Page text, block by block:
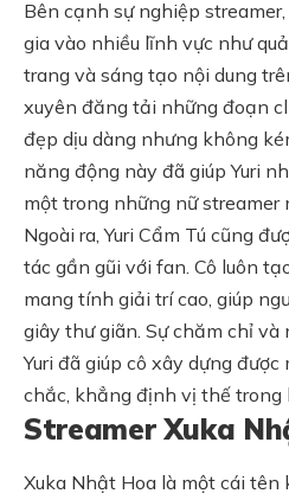
Bên cạnh sự nghiệp
gia vào nhiều lĩnh vực như
trang và sáng tạo nội dung
xuyên đăng tải những đoạn
đẹp dịu dàng nhưng không
năng động này đã giúp Yuri
một trong những nữ streamer
Ngoài ra, Yuri Cẩm Tú cũng
tác gần gũi với fan. Cô luôn
mang tính giải trí cao, giúp
giây thư giãn. Sự chăm chỉ và
Yuri đã giúp cô xây dựng
chắc, khẳng định vị thế trong
Streamer Xuka
Xuka Nhật Hoa là một cái tên